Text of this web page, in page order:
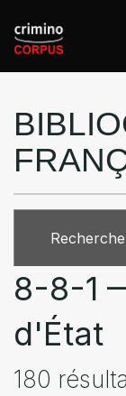
8-8-1
d'État
180
Panneau de